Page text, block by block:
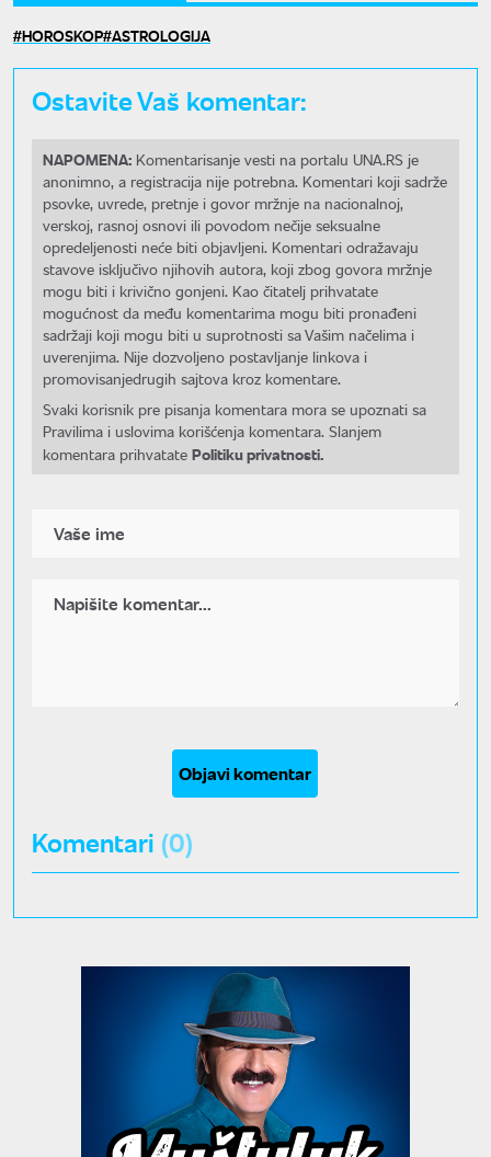
HOROSKOP ASTROLOGIJA
Ostavite Vaš komentar:
NAPOMENA: Komentarisanje vesti na portalu UNA.RS je
anonimno, a registracija nije potrebna. Komentari koji sadrže
psovke, uvrede, pretnje i govor mržnje na nacionalnoj,
verskoj, rasnoj osnovi ili povodom nečije seksualne
opredeljenosti neće biti objavljeni. Komentari odražavaju
stavove isključivo njihovih autora, koji zbog govora mržnje
mogu biti i krivično gonjeni. Kao čitatelj prihvatate
mogućnost da među komentarima mogu biti pronađeni
sadržaji koji mogu biti u suprotnosti sa Vašim načelima i
uverenjima. Nije dozvoljeno postavljanje linkova i
promovisanjedrugih sajtova kroz komentare.
Svaki korisnik pre pisanja komentara mora se upoznati sa
Pravilima i uslovima korišćenja komentara. Slanjem
komentara prihvatate Politiku privatnosti.
Objavi komentar
Komentari (0)